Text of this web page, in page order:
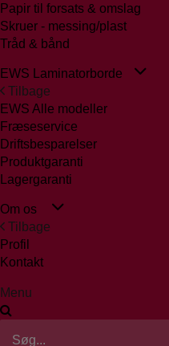
Papir til forsats & omslag
Skruer - messing/plast
Tråd & bånd
EWS Laminatorborde
Tilbage
EWS Alle modeller
Fræseservice
Driftsbesparelser
Produktgaranti
Lagergaranti
Om os
Tilbage
Profil
Kontakt
Menu